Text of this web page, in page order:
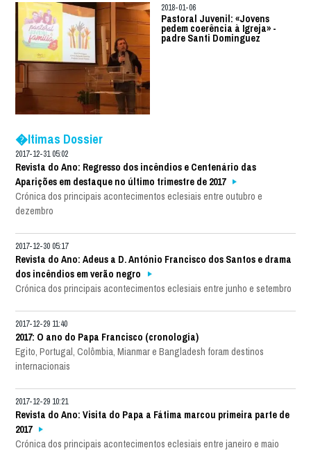
2018-01-06
Pastoral Juvenil: «Jovens
pedem coerência à Igreja» -
padre Santi Dominguez
�ltimas Dossier
2017-12-31 05:02
Revista do Ano: Regresso dos incêndios e Centenário das
Aparições em destaque no último trimestre de 2017
Crónica dos principais acontecimentos eclesiais entre outubro e
dezembro
2017-12-30 05:17
Revista do Ano: Adeus a D. António Francisco dos Santos e drama
dos incêndios em verão negro
Crónica dos principais acontecimentos eclesiais entre junho e setembro
2017-12-29 11:40
2017: O ano do Papa Francisco (cronologia)
Egito, Portugal, Colômbia, Mianmar e Bangladesh foram destinos
internacionais
2017-12-29 10:21
Revista do Ano: Visita do Papa a Fátima marcou primeira parte de
2017
Crónica dos principais acontecimentos eclesiais entre janeiro e maio